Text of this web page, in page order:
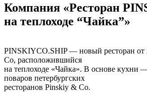
Компания «Ресторан
на теплоходе “Чайка”»
PINSKIYCO.SHIP — новый ресторан от
Co, расположившийся
на теплоходе «Чайка». В основе кухни
поваров петербургских
ресторанов Pinskiy & Co.